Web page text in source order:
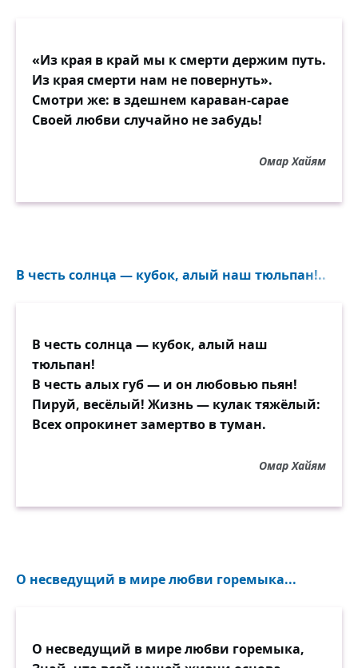
«Из края в край мы к смерти держим путь.
Из края смерти нам не повернуть».
Смотри же: в здешнем караван-сарае
Своей любви случайно не забудь!
Омар Хайям
В честь солнца — кубок, алый наш тюльпан!..
В честь солнца — кубок, алый наш
тюльпан!
В честь алых губ — и он любовью пьян!
Пируй, весёлый! Жизнь — кулак тяжёлый:
Всех опрокинет замертво в туман.
Омар Хайям
О несведущий в мире любви горемыка...
О несведущий в мире любви горемыка,